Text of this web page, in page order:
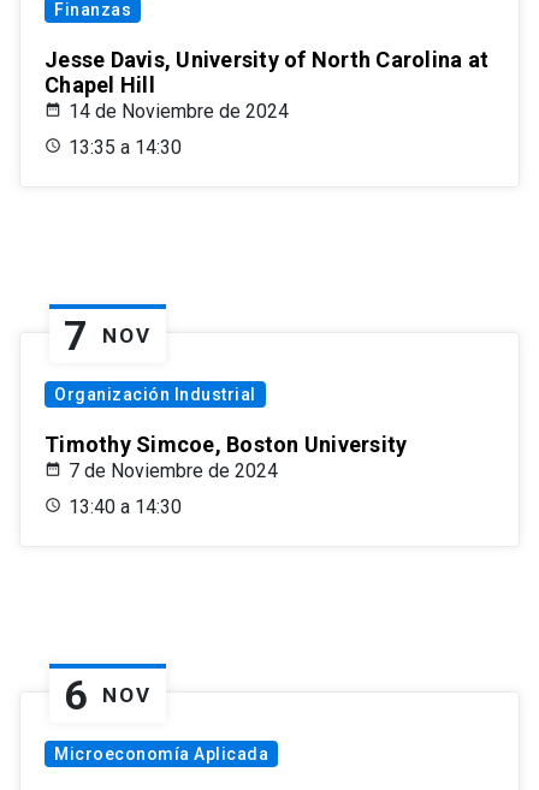
Finanzas
Jesse Davis, University of North Carolina at
Chapel Hill
14 de Noviembre de 2024
13:35 a 14:30
7 NOV
Organización Industrial
Timothy Simcoe, Boston University
7 de Noviembre de 2024
13:40 a 14:30
6 NOV
Microeconomía Aplicada